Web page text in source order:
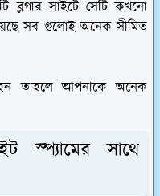
ব্লগার সাইটে সেটি কখনো
সব গুলোই অনেক সীমিত
তাহলে আপনাকে অনেক
স্প্যামের সাথে